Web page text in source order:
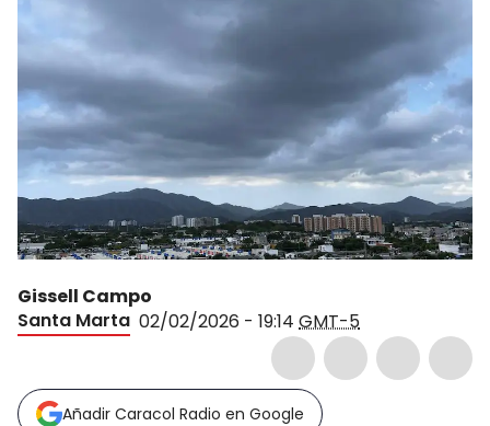
Gissell Campo
Santa Marta 02/02/2026 - 19:14 GMT-5
Añadir Caracol Radio en Google